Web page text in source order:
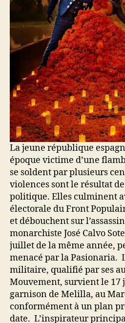
La jeune république
époque victime d’une
se soldent par plusieurs
violences sont le résultat
politique. Elles culminent
électorale du Front
et débouchent sur
monarchiste José Calvo
juillet de la même année,
menacé par la Pasionaria.
militaire, qualifié par ses
Mouvement, survient le 17
garnison de Melilla, au
conformément à un plan
date. L’inspirateur